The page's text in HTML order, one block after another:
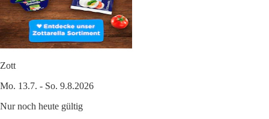
Zott
Mo. 13.7. - So. 9.8.2026
Nur noch heute gültig